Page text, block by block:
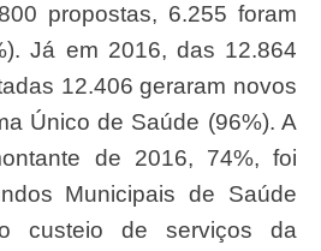
Já em 2016, das 12.864
12.406 geraram novos
Único de Saúde (96%). A
de 2016, 74%, foi
Municipais de Saúde
custeio de serviços da